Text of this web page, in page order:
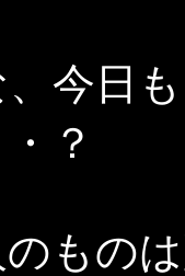
今日
？
もの